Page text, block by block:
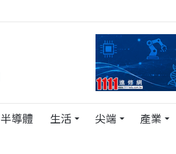
半導體 生活 尖端 產業